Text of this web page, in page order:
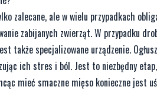
zalecane, ale w wielu przypadkach
zabijanych zwierząt. W przypadku
także specjalizowane urządzenie.
ich stres i ból. Jest to niezbędny
mieć smaczne mięso konieczne jest